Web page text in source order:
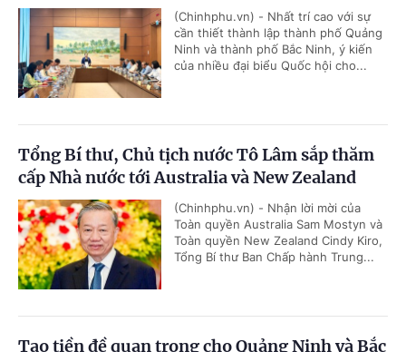
(Chinhphu.vn) - Nhất trí cao với sự
cần thiết thành lập thành phố Quảng
Ninh và thành phố Bắc Ninh, ý kiến
của nhiều đại biểu Quốc hội cho...
Tổng Bí thư, Chủ tịch nước Tô Lâm sắp thăm
cấp Nhà nước tới Australia và New Zealand
(Chinhphu.vn) - Nhận lời mời của
Toàn quyền Australia Sam Mostyn và
Toàn quyền New Zealand Cindy Kiro,
Tổng Bí thư Ban Chấp hành Trung...
Tạo tiền đề quan trọng cho Quảng Ninh và Bắc